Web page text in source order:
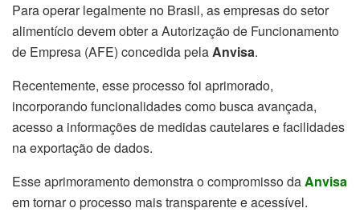
Para operar legalmente no Brasil, as empresas do setor
alimentício devem obter a Autorização de Funcionamento
de Empresa (AFE) concedida pelaAnvisa.
Recentemente, esse processo foi aprimorado,
incorporando funcionalidades como busca avançada,
acesso a informações de medidas cautelares e facilidades
na exportação de dados.
Esse aprimoramento demonstra o compromisso daAnvisa
em tornar o processo mais transparente e acessível.